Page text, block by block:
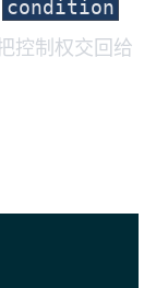
condition
控制权交回给